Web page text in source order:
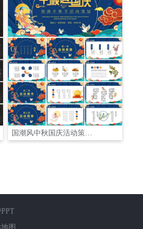
国潮风中秋国庆活动策划PPT
图